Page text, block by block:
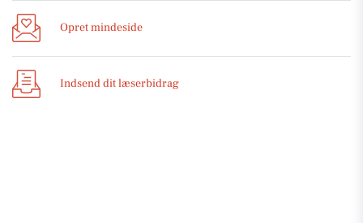
Opret mindeside
Indsend dit læserbidrag